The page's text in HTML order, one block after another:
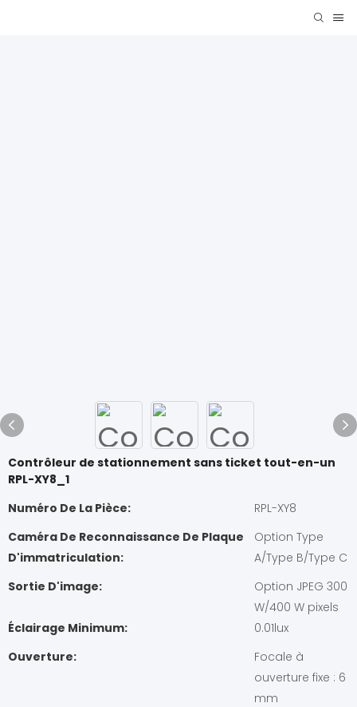
Contrôleur de stationnement sans ticket tout-en-un
RPL-XY8_1
Numéro De La Pièce:
RPL-XY8
Caméra De Reconnaissance De Plaque
D'immatriculation:
Option Type
A/Type B/Type C
Sortie D'image:
Option JPEG 300
W/400 W pixels
Éclairage Minimum:
0.01lux
Ouverture:
Focale à
ouverture fixe : 6
mm